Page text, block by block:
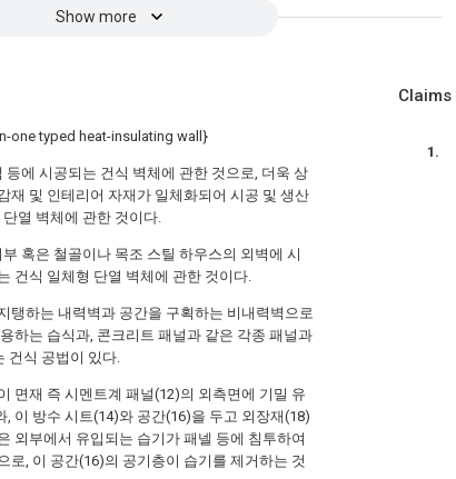
Show more
one typed heat-insulating wall}
에 시공되는 건식 벽체에 관한 것으로, 더욱 상
재 및 인테리어 자재가 일체화되어 시공 및 생산
열 벽체에 관한 것이다.
혹은 철골이나 목조 스틸 하우스의 외벽에 시
건식 일체형 단열 벽체에 관한 것이다.
탱하는 내력벽과 공간을 구획하는 비내력벽으로
하는 습식과, 콘크리트 패널과 같은 각종 패널과
건식 공법이 있다.
면재 즉 시멘트계 패널(12)의 외측면에 기밀 유
이 방수 시트(14)와 공간(16)을 두고 외장재(18)
외부에서 유입되는 습기가 패넬 등에 침투하여
로, 이 공간(16)의 공기층이 습기를 제거하는 것
Claims